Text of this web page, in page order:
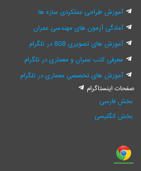
آموزش طراحی عملکردی سازه ها
آمادگی آزمون های مهندسی عمران
آموزش های تصویری 808 در تلگرام
معرفی کتب عمران و معماری در تلگرام
آموزش های تخصصی معماری در تلگرام
صفحات اینستاگرام
بخش فارسی
بخش انگلیسی